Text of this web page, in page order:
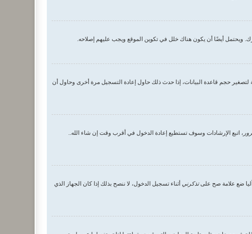
أيضًا أن يكون هناك خلل في تكوين الموقع ويجب عليهم إصلاحه.
حجم قاعدة البيانات، إذا حدث ذلك حاول إعادة التسجيل مرة أخرى وحاول أن
، اتبع الإرشادات وسوف تستطيع إعادة الدخول في أقرب وقت إن شاء الله..
ضع علامة صح علىتذكرني أثناء تسجيل الدخول، لا ننصح بذلك إذا كان الجهاز الذي